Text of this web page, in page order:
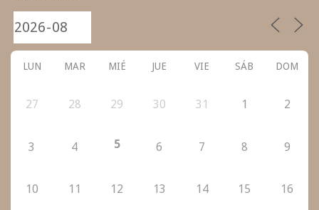
LUN MAR MIÉ JUE VIE SÁB DOM
27 28 29 30 31 1 2
3 4 5 6 7 8 9
10 11 12 13 14 15 16